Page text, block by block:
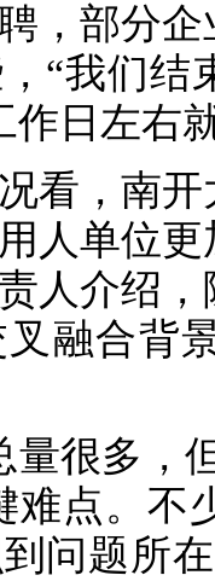
部分企
“我们结
作日左右
，南开
人单位
人介绍
融合背
很多，但
难点。不
问题所